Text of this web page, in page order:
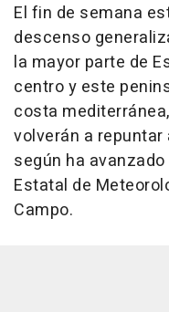
El fin de semana
descenso
la mayor parte de
centro y este
costa
volverán a
según ha
Estatal de
Campo.